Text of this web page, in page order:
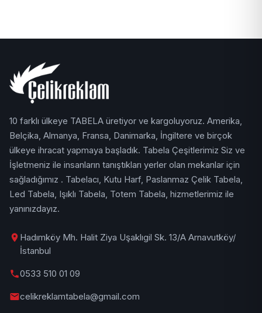
10 farklı ülkeye TABELA üretiyor ve kargoluyoruz. Amerika,
Belçika, Almanya, Fransa, Danimarka, İngiltere ve birçok
ülkeye ihracat yapmaya başladık. Tabela Çeşitlerimiz Siz ve
İşletmeniz ile insanların tanıştıkları yerler olan mekanlar için
sağladığımız . Tabelacı, Kutu Harf, Paslanmaz Çelik Tabela,
Led Tabela, Işıklı Tabela, Totem Tabela, hizmetlerimiz ile
yanınızdayız.
Hadımköy Mh. Halit Ziya Uşaklıgil Sk. 13/A Arnavutköy/
İstanbul
0533 510 01 09
celikreklamtabela@gmail.com